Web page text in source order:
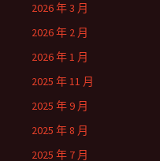
2026 年 3 月
2026 年 2 月
2026 年 1 月
2025 年 11 月
2025 年 9 月
2025 年 8 月
2025 年 7 月